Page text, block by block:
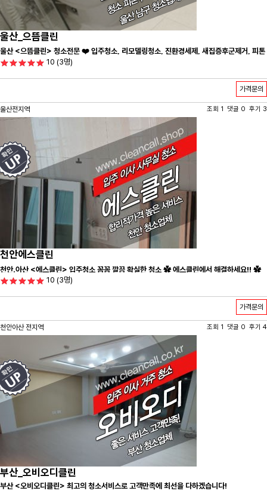
울산_으뜸클린
울산 <으뜸클린> 청소전문 ❤️ 입주청소, 리모델링청소, 진환경세제, 새집증후군제거, 피톤
치드시공 전문 청소 업체 ❤️
10 (3명)
가격문의
울산전지역 조회 1 댓글 0 후기 3
천안에스클린
천안.아산 <에스클린> 입주청소 꼼꼼 깔끔 확실한 청소 ✿ 에스클린에서 해결하세요!! ✿
10 (3명)
가격문의
천안아산 전지역 조회 1 댓글 0 후기 4
부산_오비오디클린
부산 <오비오디클린> 최고의 청소서비스로 고객만족에 최선을 다하겠습니다!